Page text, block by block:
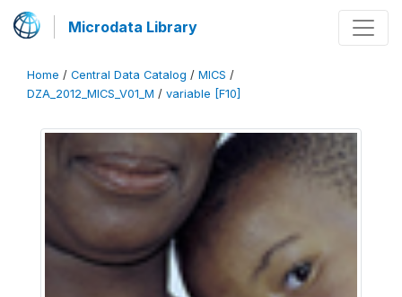
Microdata Library
Home / Central Data Catalog / MICS /
DZA_2012_MICS_V01_M / variable [F10]